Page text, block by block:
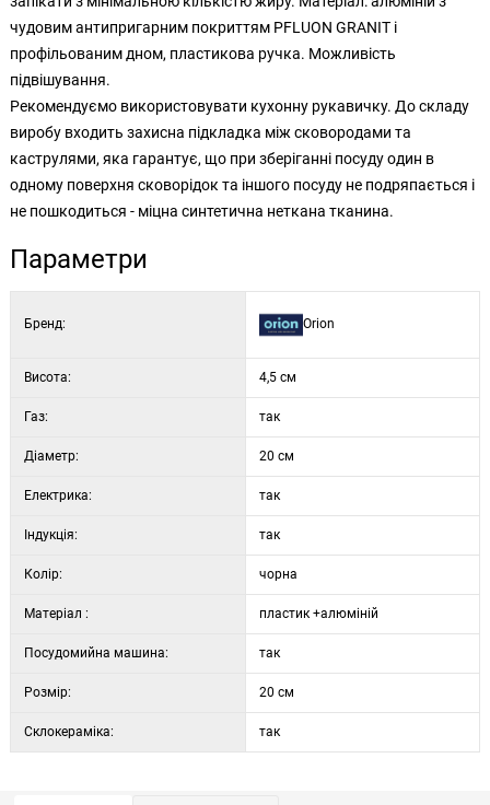
чудовим антипригарним покриттям PFLUON GRANIT і
профільованим дном, пластикова ручка. Можливість
підвішування.
Рекомендуємо використовувати кухонну рукавичку. До складу
виробу входить захисна підкладка між сковородами та
каструлями, яка гарантує, що при зберіганні посуду один в
одному поверхня сковорідок та іншого посуду не подряпається і
не пошкодиться - міцна синтетична неткана тканина.
Параметри
Бренд: Orion
Висота: 4,5 см
Газ: так
Діаметр: 20 см
Електрика: так
Індукція: так
Колір: чорна
Матеріал : пластик +алюміній
Посудомийна машина: так
Розмір: 20 см
Склокераміка: так